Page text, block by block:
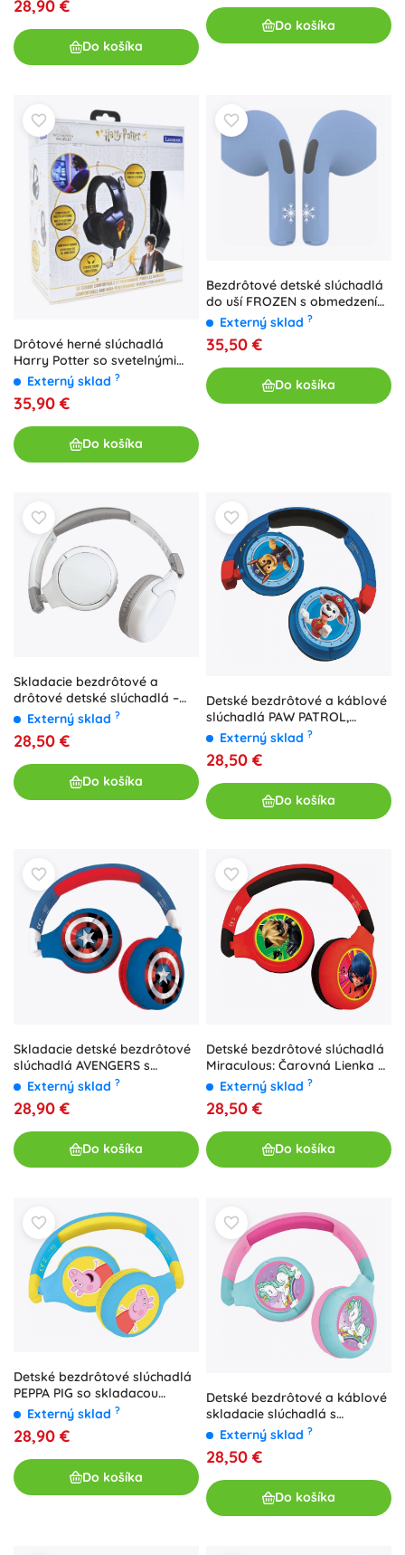
28,90 €
Do košíka
Do košíka
Drôtové herné slúchadlá
Harry Potter so svetelnými
efektmi a mikrofónom
Externý sklad ?
35,90 €
Do košíka
Bezdrôtové detské slúchadlá
do uší FROZEN s obmedzením
hlasitosti
Externý sklad ?
35,50 €
Do košíka
Skladacie bezdrôtové a
drôtové detské slúchadlá –
biela, Bluetooth 5.0, 85 dB
Externý sklad ?
28,50 €
Do košíka
Detské bezdrôtové a káblové
slúchadlá PAW PATROL,
skladacie
Externý sklad ?
28,50 €
Do košíka
Skladacie detské bezdrôtové
slúchadlá AVENGERS s
obmedzením hlasitosti
Externý sklad ?
28,90 €
Do košíka
Detské bezdrôtové slúchadlá
Miraculous: Čarovná Lienka a
Čierny kocúr, skladacie, limit
hlasitosti 85 dB
Externý sklad ?
28,50 €
Do košíka
Detské bezdrôtové slúchadlá
PEPPA PIG so skladacou
konštrukciou
Externý sklad ?
28,90 €
Do košíka
Detské bezdrôtové a káblové
skladacie slúchadlá s
motívom jednorožca
Externý sklad ?
28,50 €
Do košíka